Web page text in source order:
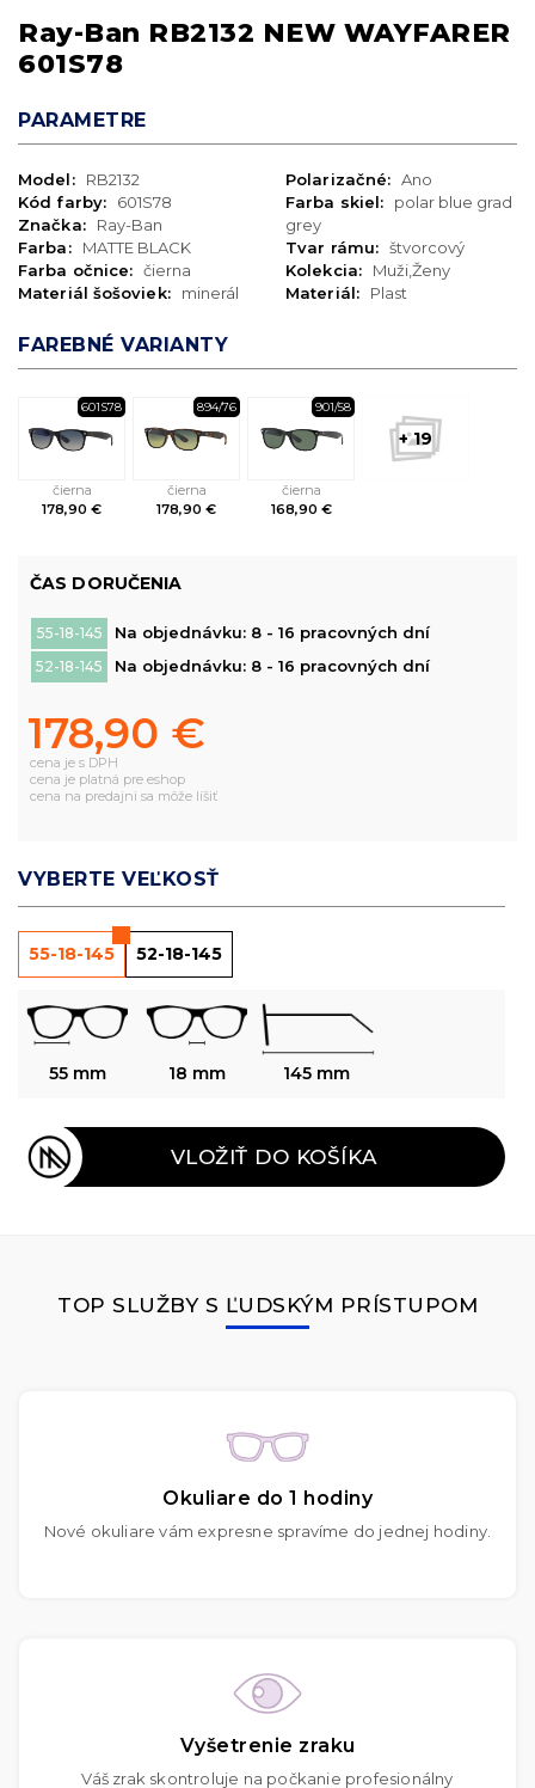
Ray-Ban RB2132 NEW WAYFARER
601S78
PARAMETRE
Model:
RB2132
Kód farby:
601S78
Značka:
Ray-Ban
Farba:
MATTE BLACK
Farba očnice: čierna
Materiál šošoviek:
minerál
Polarizačné: Ano
Farba skiel:
polar blue grad
grey
Tvar rámu: štvorcový
Kolekcia:
Muži,Ženy
Materiál:
Plast
FAREBNÉ VARIANTY
601S78
čierna
178,90 €
894/76
čierna
178,90 €
901/58
čierna
168,90 €
+ 19
ČAS DORUČENIA
55-18-145 Na objednávku: 8 - 16 pracovných dní
52-18-145 Na objednávku: 8 - 16 pracovných dní
178,90 €
cena je s DPH
cena je platná pre eshop
cena na predajni sa môže líšiť
VYBERTE VEĽKOSŤ
55-18-145 52-18-145
55 mm 18 mm 145 mm
VLOŽIŤ DO KOŠÍKA
TOP SLUŽBY S ĽUDSKÝM PRÍSTUPOM
Okuliare do 1 hodiny
Nové okuliare vám expresne spravíme do jednej hodiny.
Vyšetrenie zraku
Váš zrak skontroluje na počkanie profesionálny